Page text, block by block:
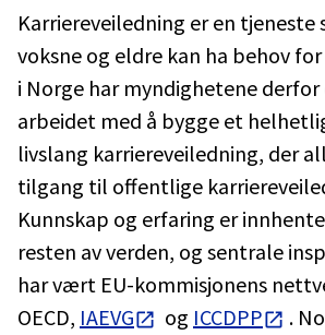
Karriereveiledning er en tjeneste
voksne og eldre kan ha behov
i Norge har myndighetene derfor
arbeidet med å bygge et
livslang karriereveiledning, der
tilgang til offentlige
Kunnskap og erfaring er
resten av verden, og sentrale
har vært EU-kommisjonens
OECD, IAEVG og ICCDPP
.